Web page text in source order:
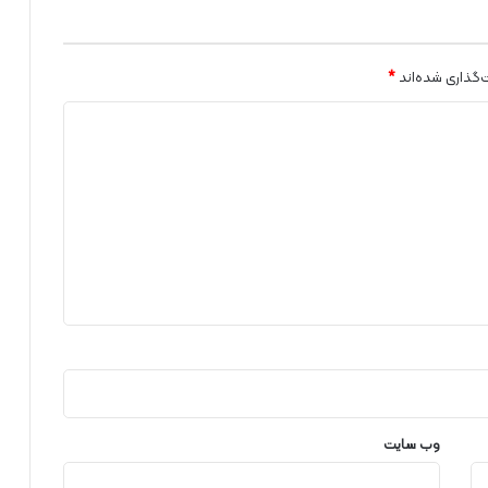
ت
و
ر
ا
ت
ا
ن
شده‌اند *
وب‌ سایت